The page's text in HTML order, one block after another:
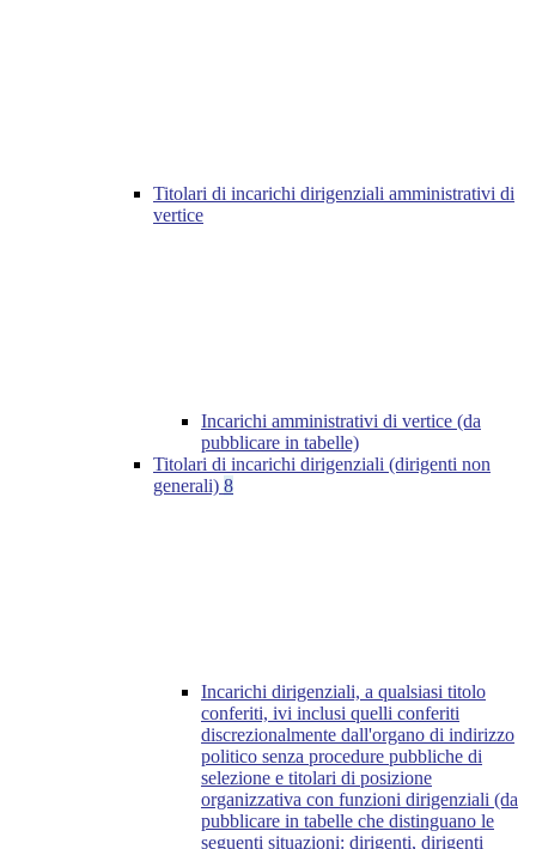
Titolari di incarichi dirigenziali amministrativi di
vertice
Incarichi amministrativi di vertice (da
pubblicare in tabelle)
Titolari di incarichi dirigenziali (dirigenti non
generali) 8
Incarichi dirigenziali, a qualsiasi titolo
conferiti, ivi inclusi quelli conferiti
discrezionalmente dall'organo di indirizzo
politico senza procedure pubbliche di
selezione e titolari di posizione
organizzativa con funzioni dirigenziali (da
pubblicare in tabelle che distinguano le
seguenti situazioni: dirigenti, dirigenti